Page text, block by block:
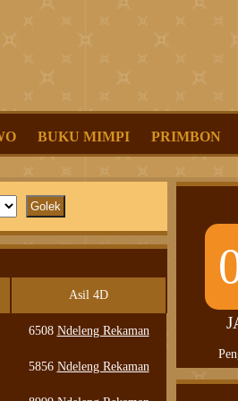
BUKU MIMPI PRIMBON
Asil 4D
6508 Ndeleng Rekaman
5856 Ndeleng Rekaman